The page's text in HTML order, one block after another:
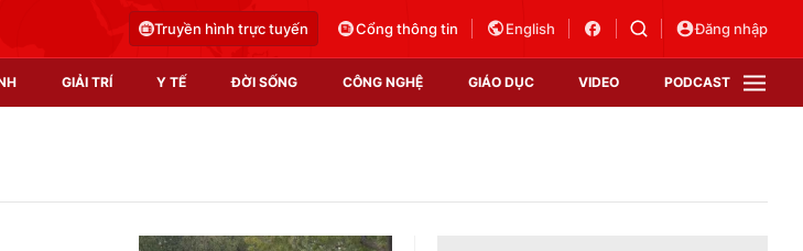
Truyền hình trực tuyến Cổng thông tin English Đăng nhập
GIẢI TRÍ Y TẾ ĐỜI SỐNG CÔNG NGHỆ GIÁO DỤC VIDEO PODCAST
VTV Sức khoẻ